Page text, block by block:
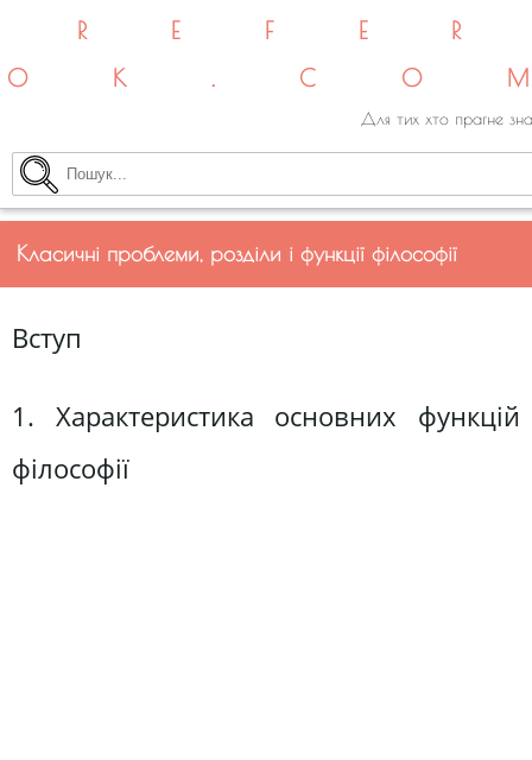
Для тих хто прагне
Класичні проблеми, розділи і функції філософії
Вступ
1. Характеристика основних функцій
філософії